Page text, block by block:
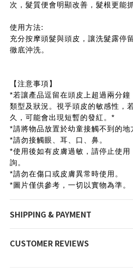
次，髮質便會明顯改善，髮根更能
使用方法:
充分按摩頭髮與頭皮，讓洗髮露停
徹底沖洗。
【注意事項】
*若讓產品逗留在頭皮上超過兩分鐘
類型及狀況。視乎頭皮的敏感性，
久，可能會出現短暫的發紅。*
*請將物品放置於幼童接觸不到的地
*請勿接觸眼、耳、口、鼻。
*使用後如有皮膚過敏，請停止使用
詢。
*請勿在傷口或皮膚異常時使用。
*圖片僅供參考，一切以實物為準。
SHIPPING & PAYMENT
CUSTOMER REVIEWS